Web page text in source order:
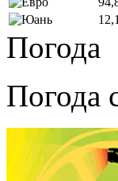
Погода
Погода